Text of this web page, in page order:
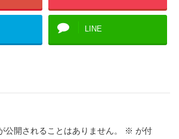
LINE
公開されることはありません。 ※ が付